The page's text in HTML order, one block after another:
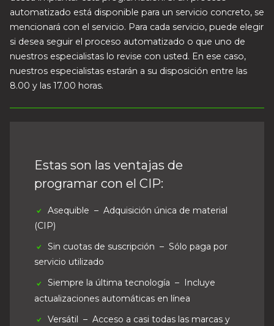
automatizado está disponible para un servicio concreto, se
mencionará con el servicio. Para cada servicio, puede elegir
si desea seguir el proceso automatizado o que uno de
nuestros especialistas lo revise con usted. En ese caso,
nuestros especialistas estarán a su disposición entre las
8.00 y las 17.00 horas.
Estas son las ventajas de
programar con el CIP:
Asequible – Adquisición única de material
(CIP)
Sin cuotas de suscripción – Sólo paga por
servicio utilizado
Siempre la última tecnología – Incluye
actualizaciones automáticas en línea
Versátil – Acceso a casi todas las marcas y